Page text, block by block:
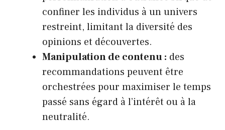
confiner les individus à un univers
restreint, limitant la diversité des
opinions et découvertes.
Manipulation de contenu : des
recommandations peuvent être
orchestrées pour maximiser le temps
passé sans égard à l’intérêt ou à la
neutralité.